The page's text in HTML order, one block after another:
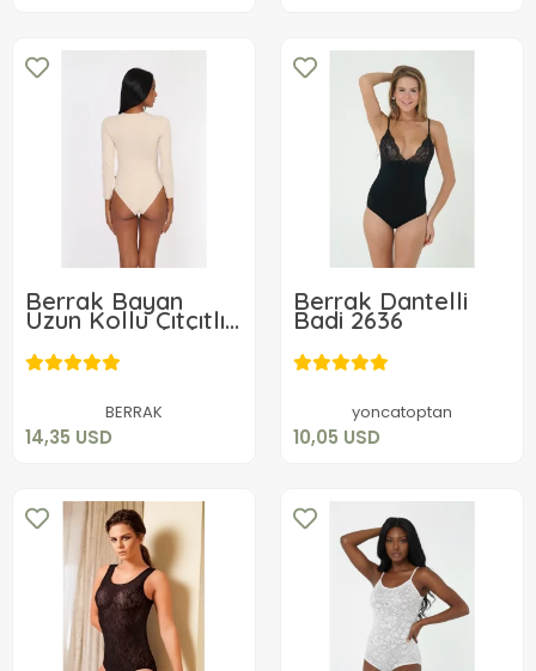
Berrak Bayan
Uzun Kollu Çıtçıtlı
2107
BERRAK
14,35 USD
14,35 USD
Berrak Dantelli
Badi 2636
yoncatoptan
10,05 USD
10,05 USD